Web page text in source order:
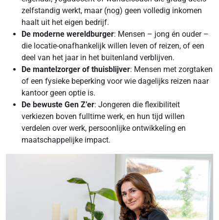
zelfstandig werkt, maar (nog) geen volledig inkomen
haalt uit het eigen bedrijf.
De moderne wereldburger: Mensen – jong én ouder –
die locatie-onafhankelijk willen leven of reizen, of een
deel van het jaar in het buitenland verblijven.
De mantelzorger of thuisblijver: Mensen met zorgtaken
of een fysieke beperking voor wie dagelijks reizen naar
kantoor geen optie is.
De bewuste Gen Z’er: Jongeren die flexibiliteit
verkiezen boven fulltime werk, en hun tijd willen
verdelen over werk, persoonlijke ontwikkeling en
maatschappelijke impact.